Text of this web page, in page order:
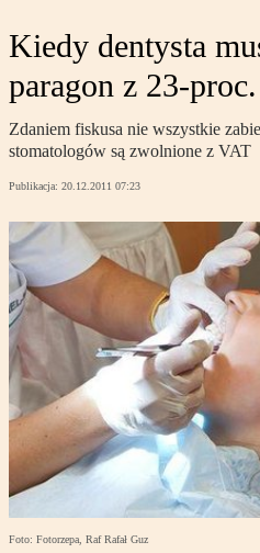
Kiedy dentysta
paragon z 23-
Zdaniem fiskusa nie wszystkie
stomatologów są zwolnione z VAT
Publikacja: 20.12.2011 07:23
Foto: Fotorzepa, Raf Rafał Guz